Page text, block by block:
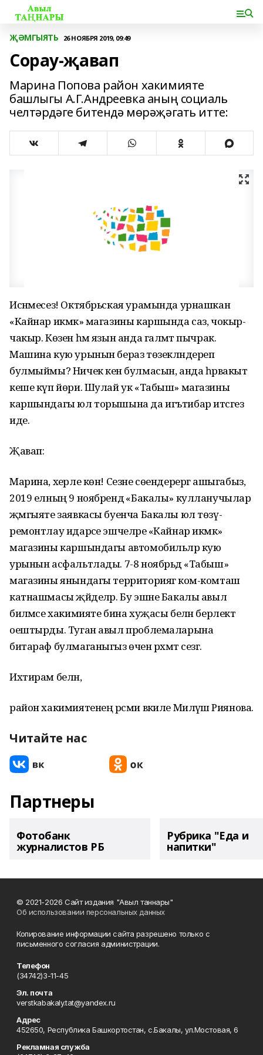
ҖӘМГЫЯТЬ 26 НОЯБРЯ 2019, 09:49
Сорау-җавап
Марина Попова район хакимияте
башлыгы А.Г.Андреевка аның социаль
челтәрдәге битендә мөрәҗәгать итте:
Исәнмесез! Октябрьская урамында урнашкан
«Кайнар икмәк» магазины каршында саз, чокыр-
чакыр. Көзен һәм язын анда галәмәт пычрак.
Машина кую урынын бераз төзекләндереп
булмыймы? Ничек кенә булмасын, анда һәрвакыт
кеше күп йөри. Шулай ук «Табыш» магазины
каршындагы юл торышына да игътибар итсәгез
иде.
Җавап:
Марина, хәерле көн! Сезне сөендерергә ашыгабыз,
2019 елның 9 ноябрендә «Бакалы» кулланучылар
җәмгыяте заявкасы буенча Бакалы юл төзү-
ремонтлау идарәсе эшчеләре «Кайнар икмәк»
магазины каршындагы автомобильләр кую
урынын асфальтлады. 7-8 ноябрьдә «Табыш»
магазины янындагы территориягә ком-комташ
катнашмасы җәйделәр. Бу эшне Бакалы авыл
биләмәсе хакимияте бина хуҗасы белән берлектә
оештырды. Туган авыл проблемаларына
битараф булмаганыгыз өчен рәхмәт сезгә.
Ихтирам белән,
район хакимиятенең рәсми вәкиле Миләүшә Риянова.
Читайте нас
Партнеры
Фотобанк
журналистов РБ
Рубрика "Еда и
напитки"
© 2021-2026 Сайт издания "Авыл таннары"
Об использовании персональных данных
Копирование информации сайта разрешено только с
письменного согласия администрации.
Телефон
(34742)3-11-45
Эл. почта
verstkabakaly.tat@yandex.ru
Адрес
452650, Республика Башкортостан, с.Бакалы, ул.Мостовая, 6
Рекламная служба